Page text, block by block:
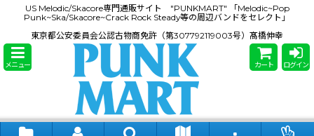
US Melodic/Skacore専門通販サイト "PUNKMART" 「Melodic~Pop
Punk~Ska/Skacore~Crack Rock Steady等の周辺バンドをセレクト」
東京都公安委員会公認古物商免許（第307792119003号）髙橋伸幸
メニュー カート ログイン